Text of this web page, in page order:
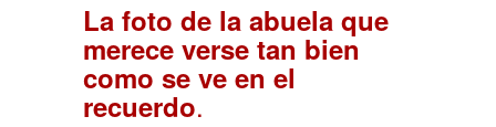
La foto de la abuela que
merece verse tan bien
como se ve en el
recuerdo.